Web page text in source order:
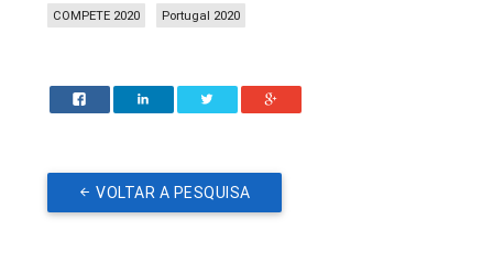
Portugal 2020
COMPETE 2020
VOLTAR A PESQUISA